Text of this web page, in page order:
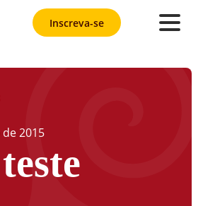
Inscreva-se
de2015